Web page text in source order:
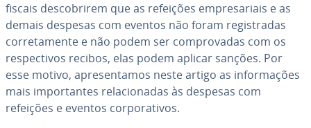
fiscais des­co­bri­rem que as refeições em­pre­sa­ri­ais e as
demais despesas com eventos não foram re­gis­tra­das
cor­re­ta­mente e não podem ser com­pro­va­das com os
res­pec­ti­vos recibos, elas podem aplicar sanções. Por
esse motivo, apre­sen­ta­mos neste artigo as in­for­ma­ções
mais im­por­tan­tes re­la­ci­o­na­das às despesas com
refeições e eventos cor­po­ra­ti­vos.